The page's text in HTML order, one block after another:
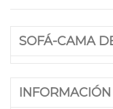
SOFÁ-CAMA
INFORMACIÓN